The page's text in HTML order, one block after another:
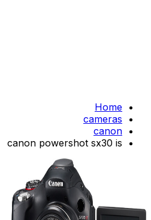
Home
cameras
canon
canon powershot sx30 is